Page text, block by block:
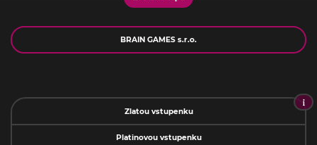
Jméno
Zlatou vstupenku
Platinovou vstupenku